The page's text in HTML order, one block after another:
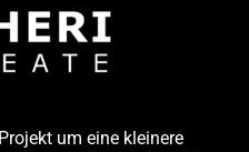
um eine kleinere